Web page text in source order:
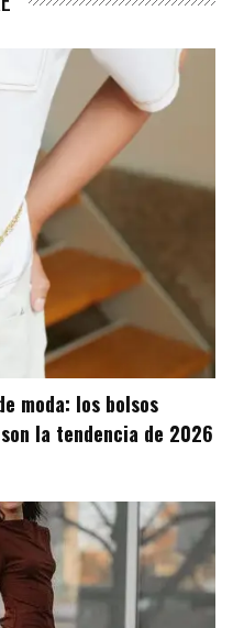
moda: los bolsos
la tendencia de 2026